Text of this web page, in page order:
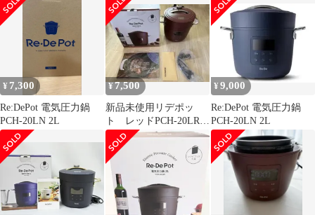
¥ 7,300
Re:DePot 電気圧力鍋
PCH-20LN 2L
¥7,500
新品未使用リデポッ
ト レッドPCH-20LR
電気圧力鍋 2.0L
¥9,000
Re:DePot 電気圧力鍋
PCH-20LN 2L